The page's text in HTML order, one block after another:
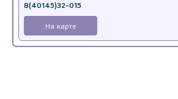
8(40145)32-015
На карте